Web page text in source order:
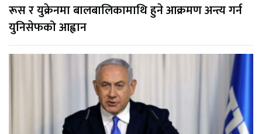
रूस र युक्रेनमा बालबालिकामाथि हुने आक्रमण अन्त्य गर्न
युनिसेफको आह्वान